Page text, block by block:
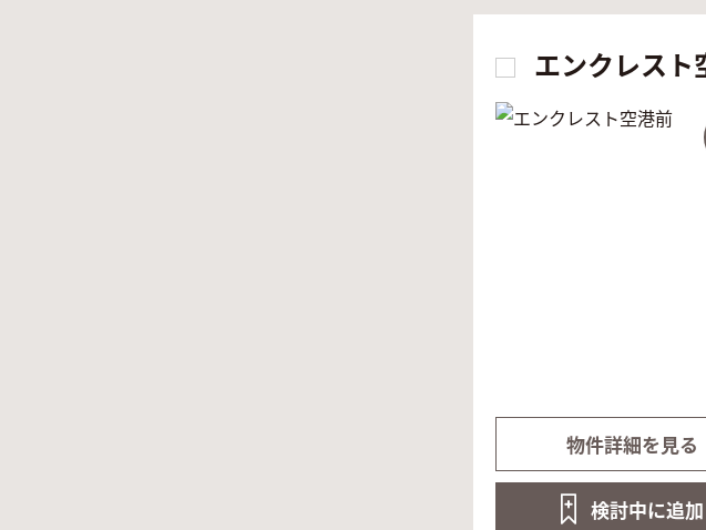
エンクレスト
物件詳細を見る
検討中に追加